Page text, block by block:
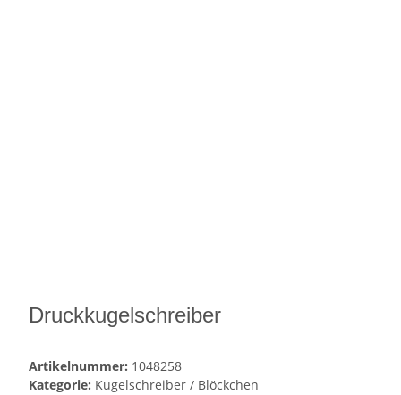
Druckkugelschreiber
Artikelnummer: 1048258
Kategorie: Kugelschreiber / Blöckchen